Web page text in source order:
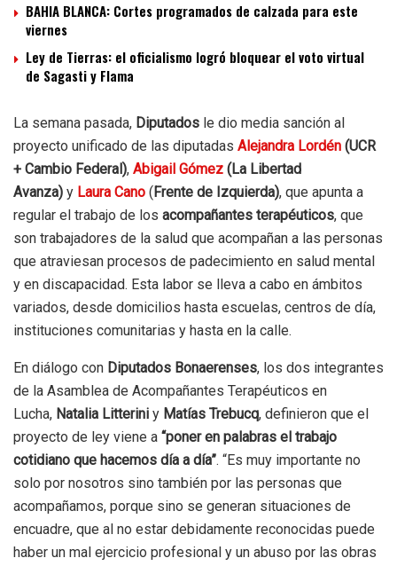
BAHIA BLANCA: Cortes programados de calzada para este
viernes
Ley de Tierras: el oficialismo logró bloquear el voto virtual
de Sagasti y Flama
La semana pasada, Diputados le dio media sanción al
proyecto unificado de las diputadas Alejandra Lordén (UCR
+ Cambio Federal), Abigail Gómez (La Libertad
Avanza) y Laura Cano ( Frente de Izquierda), que apunta a
regular el trabajo de los acompañantes terapéuticos, que
son trabajadores de la salud que acompañan a las personas
que atraviesan procesos de padecimiento en salud mental
y en discapacidad. Esta labor se lleva a cabo en ámbitos
variados, desde domicilios hasta escuelas, centros de día,
instituciones comunitarias y hasta en la calle.
En diálogo con Diputados Bonaerenses, los dos integrantes
de la Asamblea de Acompañantes Terapéuticos en
Lucha, Natalia Litterini y Matías Trebucq, definieron que el
proyecto de ley viene a “poner en palabras el trabajo
cotidiano que hacemos día a día”. “Es muy importante no
solo por nosotros sino también por las personas que
acompañamos, porque sino se generan situaciones de
encuadre, que al no estar debidamente reconocidas puede
haber un mal ejercicio profesional y un abuso por las obras